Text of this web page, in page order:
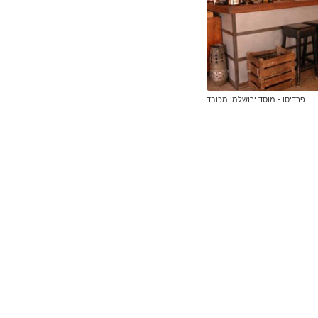
פרדיסו - מוסד ירושלמי מכובד